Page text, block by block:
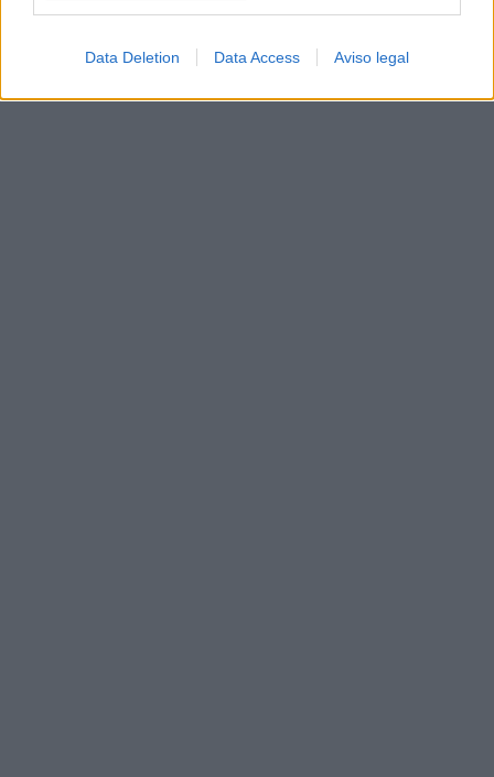
Data Deletion Data Access Aviso legal